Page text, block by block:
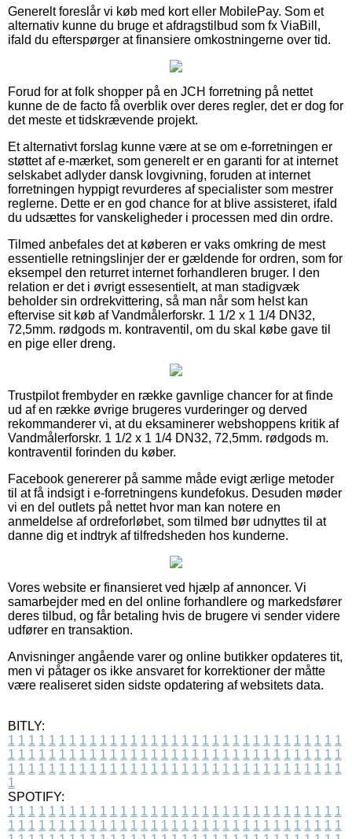
Generelt foreslår vi køb med kort eller MobilePay. Som et
alternativ kunne du bruge et afdragstilbud som fx ViaBill,
ifald du efterspørger at finansiere omkostningerne over tid.
Forud for at folk shopper på en JCH forretning på nettet
kunne de de facto få overblik over deres regler, det er dog for
det meste et tidskrævende projekt.
Et alternativt forslag kunne være at se om e-forretningen er
støttet af e-mærket, som generelt er en garanti for at internet
selskabet adlyder dansk lovgivning, foruden at internet
forretningen hyppigt revurderes af specialister som mestrer
reglerne. Dette er en god chance for at blive assisteret, ifald
du udsættes for vanskeligheder i processen med din ordre.
Tilmed anbefales det at køberen er vaks omkring de mest
essentielle retningslinjer der er gældende for ordren, som for
eksempel den returret internet forhandleren bruger. I den
relation er det i øvrigt essesentielt, at man stadigvæk
beholder sin ordrekvittering, så man når som helst kan
eftervise sit køb af Vandmålerforskr. 1 1/2 x 1 1/4 DN32,
72,5mm. rødgods m. kontraventil, om du skal købe gave til
en pige eller dreng.
Trustpilot frembyder en række gavnlige chancer for at finde
ud af en række øvrige brugeres vurderinger og derved
rekommanderer vi, at du eksaminerer webshoppens kritik af
Vandmålerforskr. 1 1/2 x 1 1/4 DN32, 72,5mm. rødgods m.
kontraventil forinden du køber.
Facebook genererer på samme måde evigt ærlige metoder
til at få indsigt i e-forretningens kundefokus. Desuden møder
vi en del outlets på nettet hvor man kan notere en
anmeldelse af ordreforløbet, som tilmed bør udnyttes til at
danne dig et indtryk af tilfredsheden hos kunderne.
Vores website er finansieret ved hjælp af annoncer. Vi
samarbejder med en del online forhandlere og markedsfører
deres tilbud, og får betaling hvis de brugere vi sender videre
udfører en transaktion.
Anvisninger angående varer og online butikker opdateres tit,
men vi påtager os ikke ansvaret for korrektioner der måtte
være realiseret siden sidste opdatering af websitets data.
BITLY:
1 1 1 1 1 1 1 1 1 1 1 1 1 1 1 1 1 1 1 1 1 1 1 1 1 1 1 1 1 1 1 1 1
1 1 1 1 1 1 1 1 1 1 1 1 1 1 1 1 1 1 1 1 1 1 1 1 1 1 1 1 1 1 1 1 1
1 1 1 1 1 1 1 1 1 1 1 1 1 1 1 1 1 1 1 1 1 1 1 1 1 1 1 1 1 1 1 1 1
1
SPOTIFY:
1 1 1 1 1 1 1 1 1 1 1 1 1 1 1 1 1 1 1 1 1 1 1 1 1 1 1 1 1 1 1 1 1
1 1 1 1 1 1 1 1 1 1 1 1 1 1 1 1 1 1 1 1 1 1 1 1 1 1 1 1 1 1 1 1 1